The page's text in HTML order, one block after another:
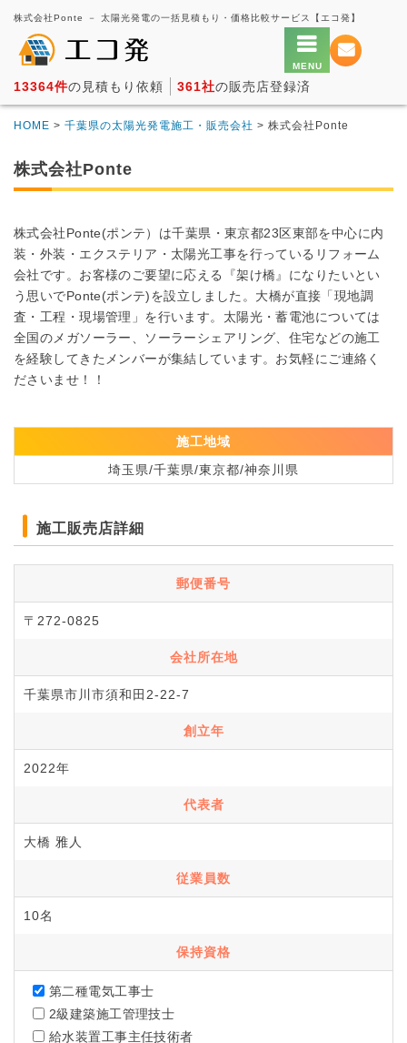
株式会社Ponte － 太陽光発電の一括見積もり・価格比較サービス【エコ発】
13364件の見積もり依頼 361社の販売店登録済
HOME > 千葉県の太陽光発電施工・販売会社 > 株式会社Ponte
株式会社Ponte
株式会社Ponte(ポンテ）は千葉県・東京都23区東部を中心に内
装・外装・エクステリア・太陽光工事を行っているリフォーム
会社です。お客様のご要望に応える『架け橋』になりたいとい
う思いでPonte(ポンテ)を設立しました。大橋が直接「現地調
査・工程・現場管理」を行います。太陽光・蓄電池については
全国のメガソーラー、ソーラーシェアリング、住宅などの施工
を経験してきたメンバーが集結しています。お気軽にご連絡く
ださいませ！！
施工地域
埼玉県/千葉県/東京都/神奈川県
施工販売店詳細
郵便番号
〒272-0825
会社所在地
千葉県市川市須和田2-22-7
創立年
2022年
代表者
大橋 雅人
従業員数
10名
保持資格
第二種電気工事士
2級建築施工管理技士
給水装置工事主任技術者